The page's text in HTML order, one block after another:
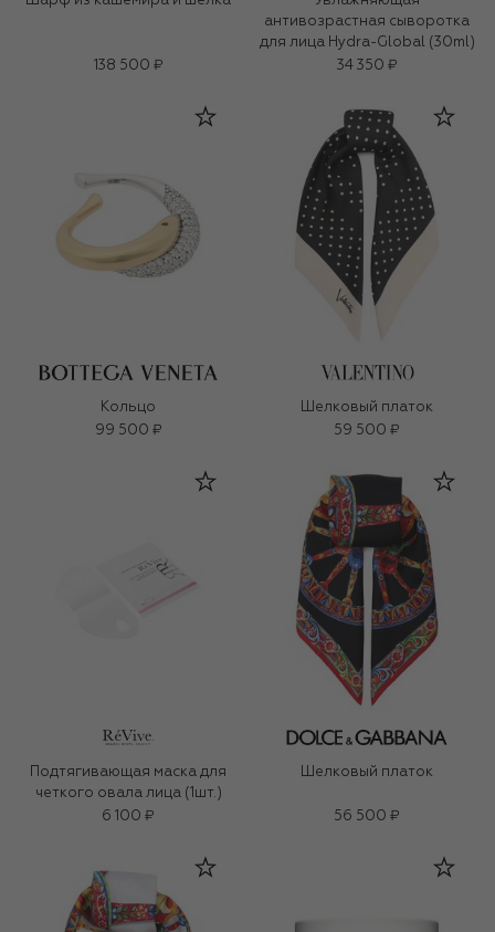
138 500 ₽
антивозрастная сыворотка
для лица Hydra-Global (30ml)
34 350 ₽
Кольцо
99 500 ₽
Шелковый платок
59 500 ₽
Подтягивающая маска для
четкого овала лица (1шт.)
6 100 ₽
Шелковый платок
56 500 ₽